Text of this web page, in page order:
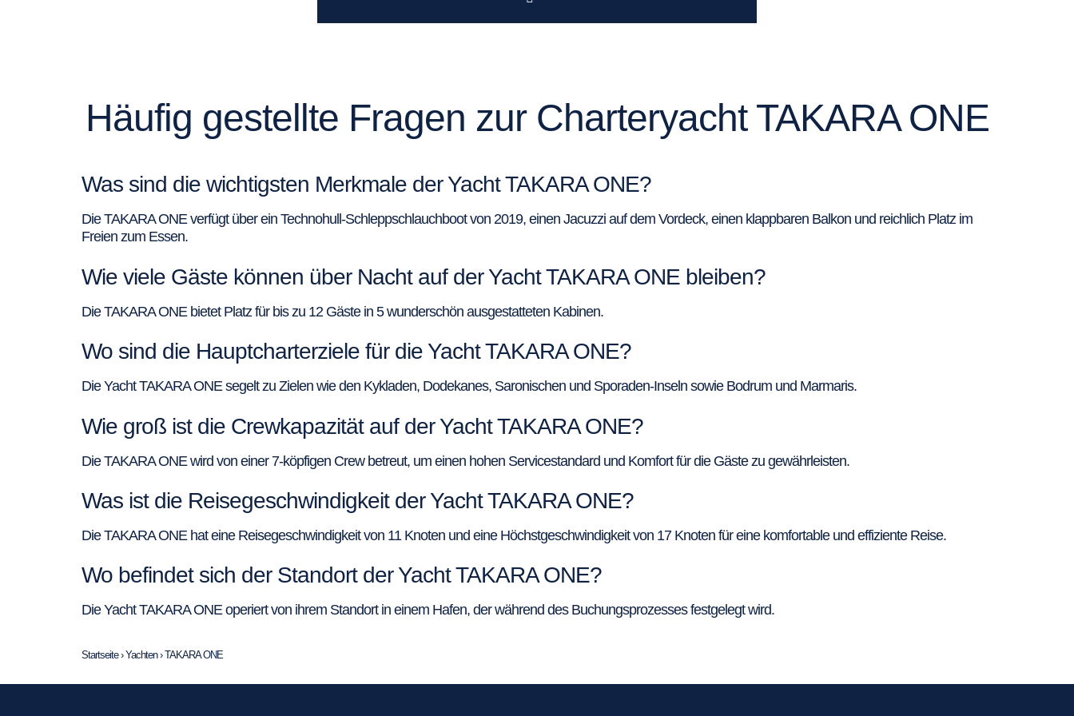
Häufig gestellte Fragen zur Charteryacht TAKARA ONE
Was sind die wichtigsten Merkmale der Yacht TAKARA ONE?
Die TAKARA ONE verfügt über ein Technohull-Schleppschlauchboot von 2019, einen Jacuzzi auf dem Vordeck, einen klappbaren Balkon und reichlich Platz im
Freien zum Essen.
Wie viele Gäste können über Nacht auf der Yacht TAKARA ONE bleiben?
Die TAKARA ONE bietet Platz für bis zu 12 Gäste in 5 wunderschön ausgestatteten Kabinen.
Wo sind die Hauptcharterziele für die Yacht TAKARA ONE?
Die Yacht TAKARA ONE segelt zu Zielen wie den Kykladen, Dodekanes, Saronischen und Sporaden-Inseln sowie Bodrum und Marmaris.
Wie groß ist die Crewkapazität auf der Yacht TAKARA ONE?
Die TAKARA ONE wird von einer 7-köpfigen Crew betreut, um einen hohen Servicestandard und Komfort für die Gäste zu gewährleisten.
Was ist die Reisegeschwindigkeit der Yacht TAKARA ONE?
Die TAKARA ONE hat eine Reisegeschwindigkeit von 11 Knoten und eine Höchstgeschwindigkeit von 17 Knoten für eine komfortable und effiziente Reise.
Wo befindet sich der Standort der Yacht TAKARA ONE?
Die Yacht TAKARA ONE operiert von ihrem Standort in einem Hafen, der während des Buchungsprozesses festgelegt wird.
Startseite›Yachten›TAKARA ONE